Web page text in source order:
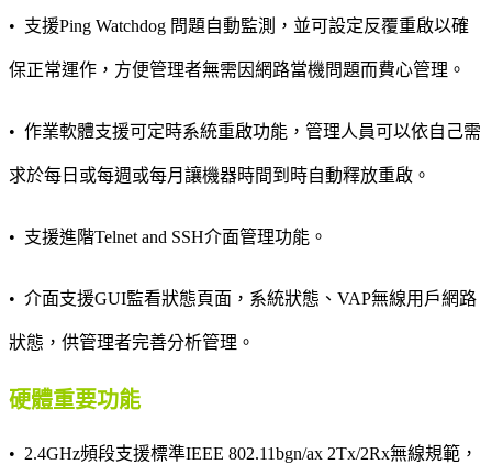
• 支援Ping Watchdog 問題自動監測，並可設定反覆重啟以確
保正常運作，方便管理者無需因網路當機問題而費心管理。
• 作業軟體支援可定時系統重啟功能，管理人員可以依自己需
求於每日或每週或每月讓機器時間到時自動釋放重啟。
• 支援進階Telnet and SSH介面管理功能。
• 介面支援GUI監看狀態頁面，系統狀態、VAP無線用戶網路
狀態，供管理者完善分析管理。
硬體重要功能
• 2.4GHz頻段支援標準IEEE 802.11bgn/ax 2Tx/2Rx無線規範，